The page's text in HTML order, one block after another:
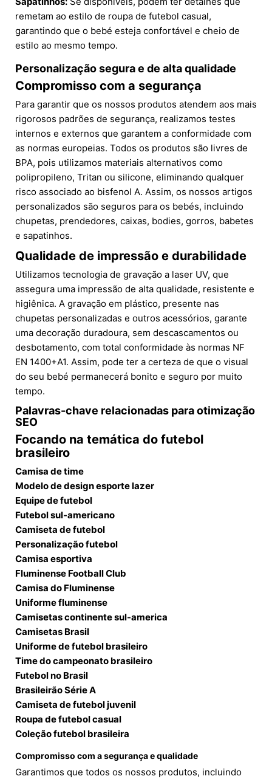
remetam ao estilo de roupa de futebol casual,
garantindo que o bebé esteja confortável e cheio de
estilo ao mesmo tempo.
Personalização segura e de alta qualidade
Compromisso com a segurança
Para garantir que os nossos produtos atendem aos mais
rigorosos padrões de segurança, realizamos testes
internos e externos que garantem a conformidade com
as normas europeias. Todos os produtos são livres de
BPA, pois utilizamos materiais alternativos como
polipropileno, Tritan ou silicone, eliminando qualquer
risco associado ao bisfenol A. Assim, os nossos artigos
personalizados são seguros para os bebés, incluindo
chupetas, prendedores, caixas, bodies, gorros, babetes
e sapatinhos.
Qualidade de impressão e durabilidade
Utilizamos tecnologia de gravação a laser UV, que
assegura uma impressão de alta qualidade, resistente e
higiênica. A gravação em plástico, presente nas
chupetas personalizadas e outros acessórios, garante
uma decoração duradoura, sem descascamentos ou
desbotamento, com total conformidade às normas NF
EN 1400+A1. Assim, pode ter a certeza de que o visual
do seu bebé permanecerá bonito e seguro por muito
tempo.
Palavras-chave relacionadas para otimização
SEO
Focando na temática do futebol
brasileiro
Camisa de time
Modelo de design esporte lazer
Equipe de futebol
Futebol sul-americano
Camiseta de futebol
Personalização futebol
Camisa esportiva
Fluminense Football Club
Camisa do Fluminense
Uniforme fluminense
Camisetas continente sul-america
Camisetas Brasil
Uniforme de futebol brasileiro
Time do campeonato brasileiro
Futebol no Brasil
Brasileirão Série A
Camiseta de futebol juvenil
Roupa de futebol casual
Coleção futebol brasileira
Compromisso com a segurança e qualidade
Garantimos que todos os nossos produtos, incluindo